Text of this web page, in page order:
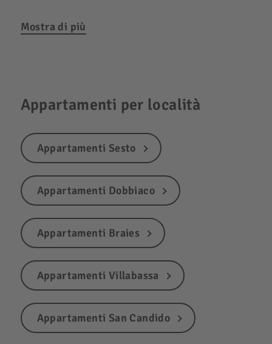
Mostra di più
Appartamenti per località
Appartamenti Sesto
Appartamenti Dobbiaco
Appartamenti Braies
Appartamenti Villabassa
Appartamenti San Candido